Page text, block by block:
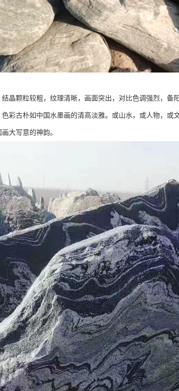
晶颗粒较粗，纹理清晰，画面突出，对比色调强烈，备
彩古朴如中国水墨画的清高淡雅。或山水，或人物，或
大写意的神韵。